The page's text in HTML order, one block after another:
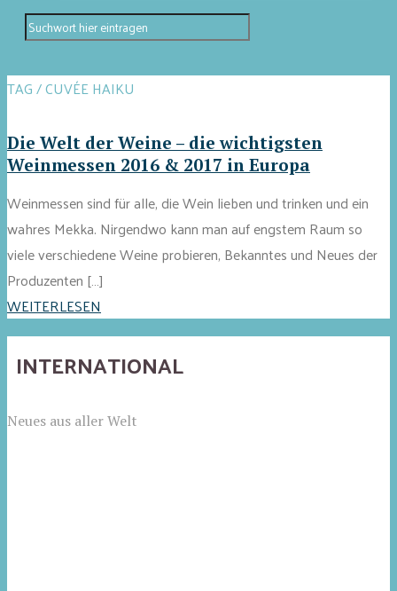
TAG / CUVÉE HAIKU
Die Welt der Weine – die wichtigsten
Weinmessen 2016 & 2017 in Europa
Weinmessen sind für alle, die Wein lieben und trinken und ein
wahres Mekka. Nirgendwo kann man auf engstem Raum so
viele verschiedene Weine probieren, Bekanntes und Neues der
Produzenten […]
WEITERLESEN
INTERNATIONAL
Neues aus aller Welt